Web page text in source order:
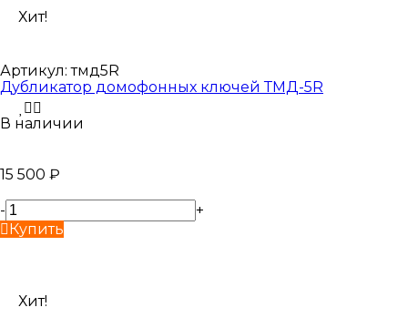
Хит!
Артикул: тмд5R
Дубликатор домофонных ключей ТМД-5R
В наличии
15 500 ₽
-
+
Купить
Хит!